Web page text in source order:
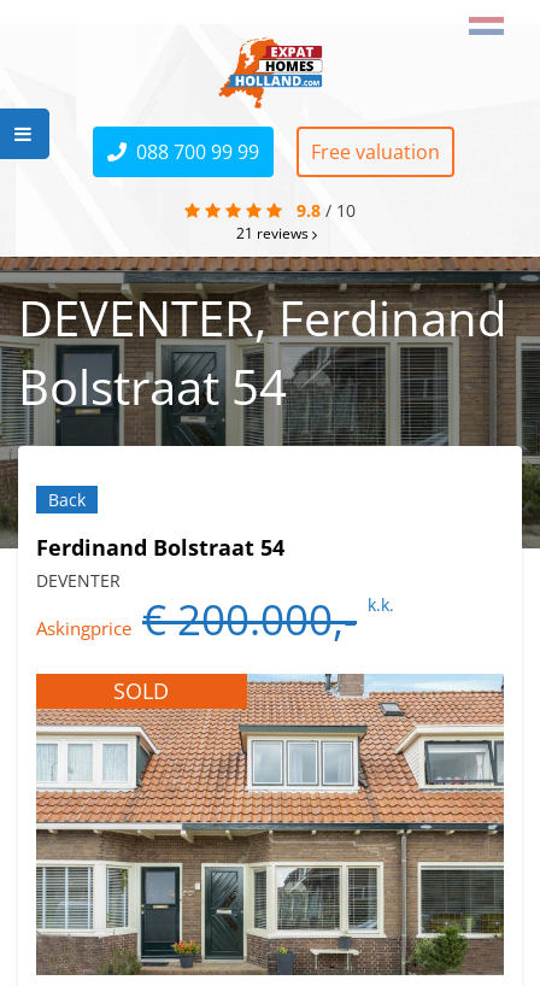
088 700 99 99 Free valuation
9.8 / 10
21 reviews
DEVENTER, Ferdinand
Bolstraat 54
Back
Ferdinand Bolstraat 54
DEVENTER
Askingprice € 200.000,- k.k.
SOLD